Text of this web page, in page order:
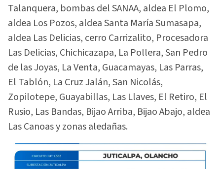
Talanquera, bombas del SANAA, aldea El Plomo,
aldea Los Pozos, aldea Santa María Sumasapa,
aldea Las Delicias, cerro Carrizalito, Procesadora
Las Delicias, Chichicazapa, La Pollera, San Pedro
de las Joyas, La Venta, Guacamayas, Las Parras,
El Tablón, La Cruz Jalán, San Nicolás,
Zopilotepe, Guayabillas, Las Llaves, El Retiro, El
Rusio, Las Bandas, Bijao Arriba, Bijao Abajo, aldea
Las Canoas y zonas aledañas.